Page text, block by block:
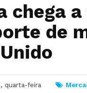
chega
de
quarta-feira